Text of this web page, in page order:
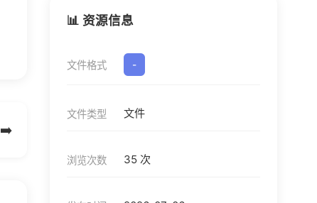
➡️
📊 资源信息
文件格式 -
文件类型 文件
浏览次数 35 次